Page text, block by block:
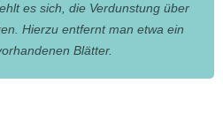
es sich, die Verdunstung über
Hierzu entfernt man etwa ein
Blätter.